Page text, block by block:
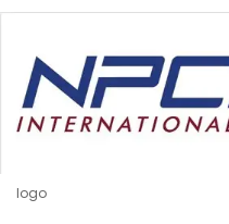
logo